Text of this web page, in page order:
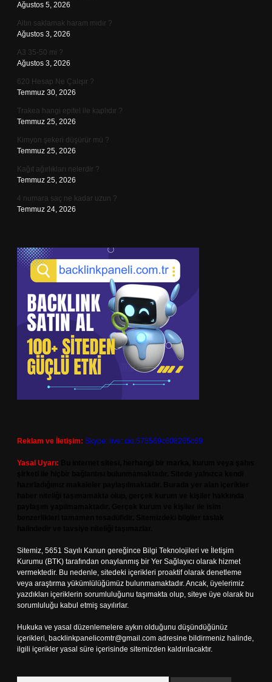
Ağustos 5, 2026
Altın saklamak haram mıdır ?
Ağustos 3, 2026
A3 35-50 mi ?
Ağustos 3, 2026
620 Hesap Ne Çalışır ?
Temmuz 30, 2026
Trakea hangi epitel ile kaplıdır ?
Temmuz 25, 2026
Kimyon şekeri düşürür mü ?
Temmuz 25, 2026
Kağıt ağırlıkları nelerdir ?
Temmuz 25, 2026
4 numara saç ne kadar uzun ?
Temmuz 24, 2026
Reklam ve İletişim: Skype: live:.cid.575569c608265c69
Yasal Uyarı:
Sitemiz, 5651 Sayılı Kanun gereğince Bilgi Teknolojileri ve İletişim
Kurumu (BTK) tarafından onaylanmış bir Yer Sağlayıcı olarak hizmet
vermektedir. Bu nedenle, sitedeki içerikleri proaktif olarak denetleme
veya araştırma yükümlülüğümüz bulunmamaktadır. Ancak, üyelerimiz
yazdıkları içeriklerin sorumluluğunu taşımakta olup, siteye üye olarak bu
sorumluluğu kabul etmiş sayılırlar.
Hukuka ve yasal düzenlemelere aykırı olduğunu düşündüğünüz
içerikleri, backlinkpanelicomtr@gmail.com adresine bildirmeniz halinde,
ilgili içerikler yasal süre içerisinde sitemizden kaldırılacaktır.